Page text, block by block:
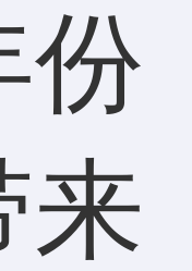
份
来